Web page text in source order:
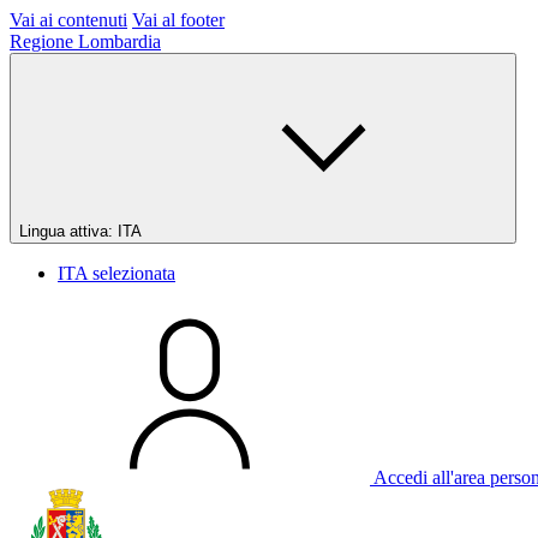
Vai ai contenuti Vai al footer
Regione Lombardia
Lingua attiva: ITA
ITA selezionata
Accedi all'area